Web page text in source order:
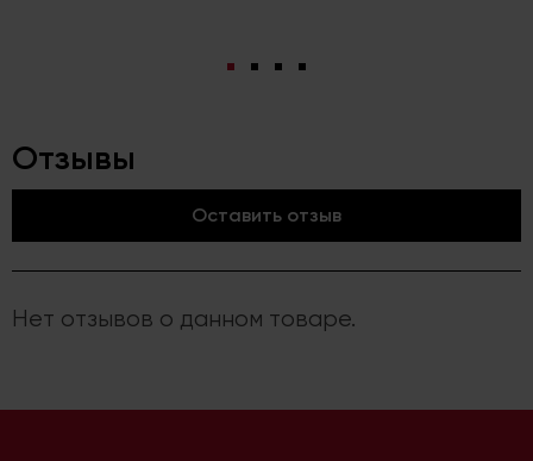
Отзывы
Оставить отзыв
Нет отзывов о данном товаре.